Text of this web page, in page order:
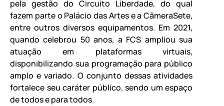
pela gestão do Circuito Liberdade, do qual
fazem parte o Palácio das Artes e a CâmeraSete,
entre outros diversos equipamentos. Em 2021,
quando celebrou 50 anos, a FCS ampliou sua
atuação em plataformas virtuais,
disponibilizando sua programação para público
amplo e variado. O conjunto dessas atividades
fortalece seu caráter público, sendo um espaço
de todos e para todos.